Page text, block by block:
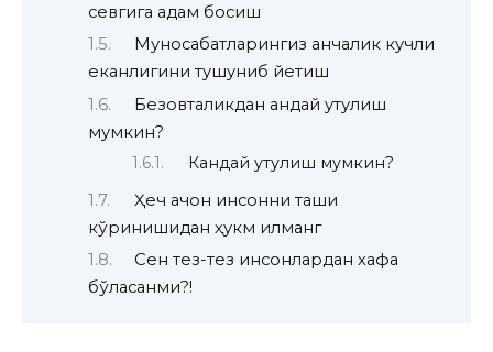
севгига қадам босиш
Муносабатларингиз қанчалик кучли
еканлигини тушуниб йетиш
Безовталикдан қандай қутулиш
мумкин?
Кандай қутулиш мумкин?
Ҳеч қачон инсонни ташқи
кўринишидан ҳукм қилманг
Сен тез-тез инсонлардан хафа
бўласанми?!